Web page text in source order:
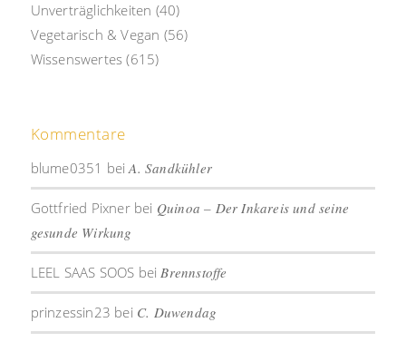
Unverträglichkeiten (40)
Vegetarisch & Vegan (56)
Wissenswertes (615)
Kommentare
blume0351 beiA. Sandkühler
Gottfried Pixnerbei Quinoa – Der Inkareis und seine
gesunde Wirkung
LEEL SAAS SOOS beiBrennstoffe
prinzessin23 bei C. Duwendag